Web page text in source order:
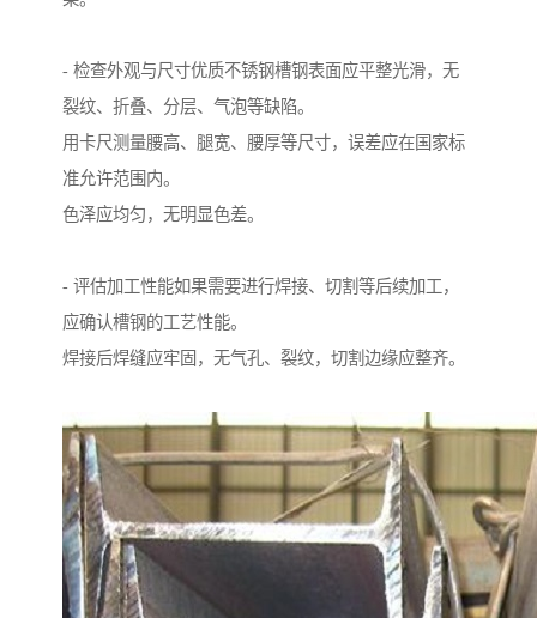
- 检查外观与尺寸优质不锈钢槽钢表面应平整光滑，无
裂纹、折叠、分层、气泡等缺陷。
用卡尺测量腰高、腿宽、腰厚等尺寸，误差应在国家标
准允许范围内。
色泽应均匀，无明显色差。
- 评估加工性能如果需要进行焊接、切割等后续加工，
应确认槽钢的工艺性能。
焊接后焊缝应牢固，无气孔、裂纹，切割边缘应整齐。